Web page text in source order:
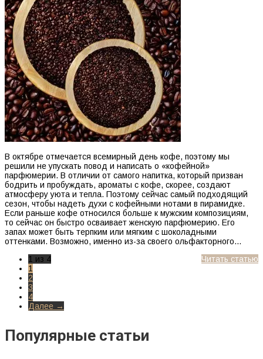
В октябре отмечается всемирный день кофе, поэтому мы
решили не упускать повод и написать о «кофейной»
парфюмерии. В отличии от самого напитка, который призван
бодрить и пробуждать, ароматы с кофе, скорее, создают
атмосферу уюта и тепла. Поэтому сейчас самый подходящий
сезон, чтобы надеть духи с кофейными нотами в пирамидке.
Если раньше кофе относился больше к мужским композициям,
то сейчас он быстро осваивает женскую парфюмерию. Его
запах может быть терпким или мягким с шоколадными
оттенками. Возможно, именно из-за своего ольфакторного…
Читать статью
1 из 4
1
2
3
4
Далее →
Популярные статьи